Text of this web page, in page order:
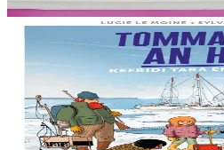
Er stok8,00 €
8 vloaz hag ouzhpenn
Bannoù-heol
Tommadur an hin : Kefridi
Anavezout a ra mat Billy ar mor ha
he mamm ar skornegoù oteuziñ e
oueletenn Tara. Kinnig a ra Billy...